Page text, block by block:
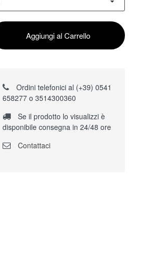
Aggiungi al Carrello
Ordini telefonici al (+39) 0541
658277 o 3514300360
Se il prodotto lo visualizzi è
disponibile consegna in 24/48 ore
Contattaci